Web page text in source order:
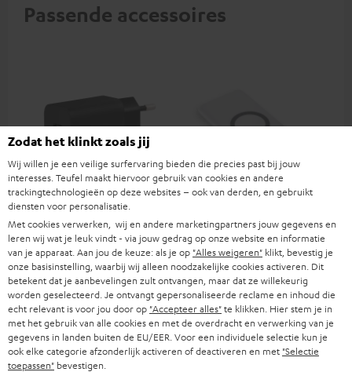
Passende accessoires
USB-C oplader 30 W
Universeel inzetbare 30 watt
snellader voor koptelefoons,
draagbare apparaten,
iPhones, Android
smartphones, tablets en USB-
C-apparaten
€ 19,99
Bank
2-in-1: Powerbank met tot 18
W oplaadvermogen via USB
Type C & draadloze oplader
met tot 10 W
oplaadvermogen
€ 34,99
Zodat het klinkt zoals jij
Wij willen je een veilige surfervaring bieden die precies past bij jouw
interesses. Teufel maakt hiervoor gebruik van cookies en andere
trackingtechnologieën op deze websites – ook van derden, en gebruikt
diensten voor personalisatie.
Met cookies verwerken, wij en andere marketingpartners jouw gegevens en
leren wij wat je leuk vindt - via jouw gedrag op onze website en informatie
van je apparaat. Aan jou de keuze: als je op "Alles weigeren" klikt, bevestig je
onze basisinstelling, waarbij wij alleen noodzakelijke cookies activeren. Dit
betekent dat je aanbevelingen zult ontvangen, maar dat ze willekeurig
worden geselecteerd. Je ontvangt gepersonaliseerde reclame en inhoud die
echt relevant is voor jou door op "Accepteer alles"te klikken. Hier stem je in
met het gebruik van alle cookies en met de overdracht en verwerking van je
gegevens in landen buiten de EU/EER. Voor een individuele selectie kun je
ook elke categorie afzonderlijk activeren of deactiveren en met "Selectie
toepassen" bevestigen.